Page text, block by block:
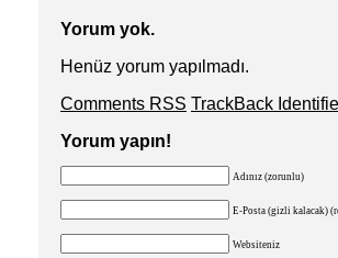
Yorum yok.
Henüz yorum yapılmadı.
Comments RSS TrackBack
Yorum yapın!
Adınız (zorunlu)
E-Posta (gizli kalacak)
Websiteniz